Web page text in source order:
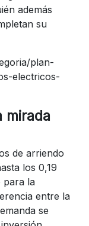
además
su
plan-
electricos-
mirada
de arriendo
los 0,19
para la
entre la
se